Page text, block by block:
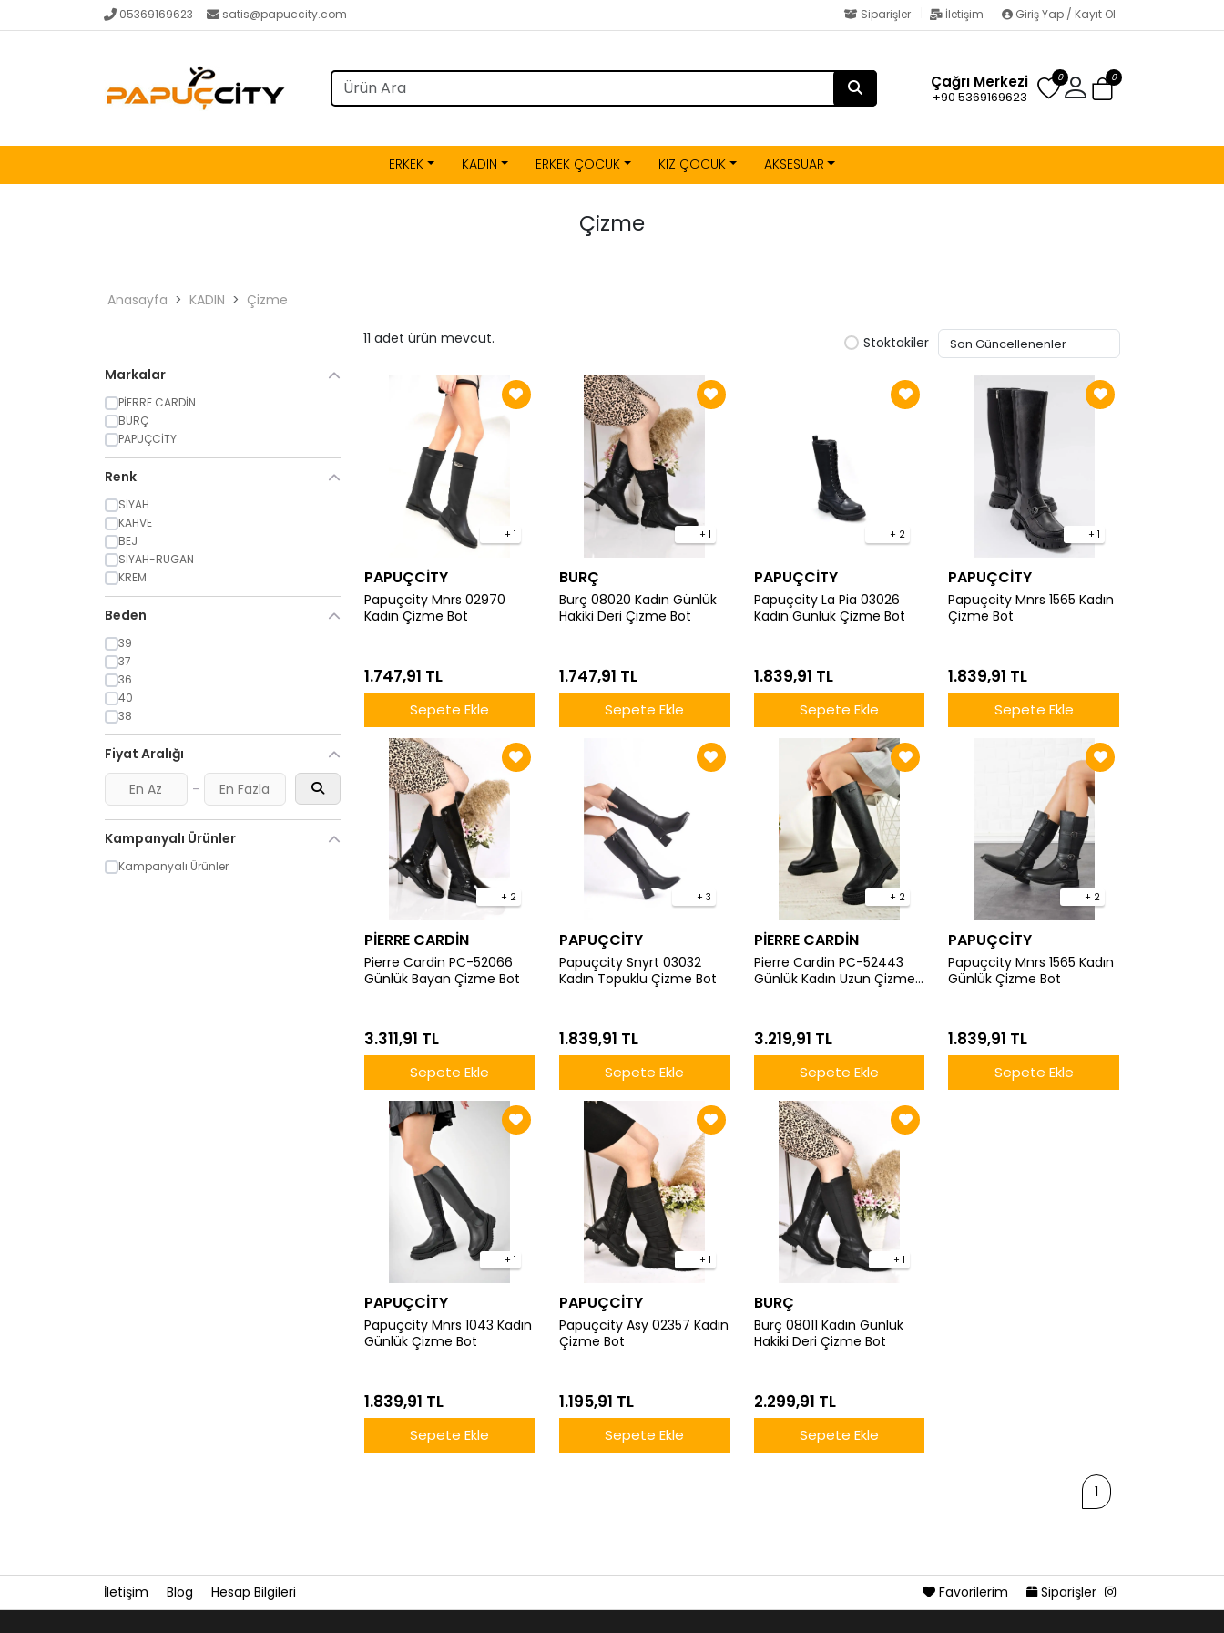
05369169623 satis@papuccity.com Siparişler İletişim Giriş Yap / Kayıt Ol
0
0
Çağrı Merkezi
+90 5369169623
ERKEK KADIN ERKEK ÇOCUK KIZ ÇOCUK AKSESUAR
Çizme
Anasayfa KADIN Çizme
Markalar
PİERRE CARDİN
BURÇ
PAPUÇCİTY
Renk
SİYAH
KAHVE
BEJ
SİYAH-RUGAN
KREM
Beden
39
37
36
40
38
Fiyat Aralığı
-
Kampanyalı Ürünler
Kampanyalı Ürünler
11 adet ürün mevcut. Stoktakiler
+ 1
PAPUÇCİTY
Papuçcity Mnrs 02970
Kadın Çizme Bot
1.747,91 TL
Sepete Ekle
+ 1
BURÇ
Burç 08020 Kadın Günlük
Hakiki Deri Çizme Bot
1.747,91 TL
Sepete Ekle
+ 2
PAPUÇCİTY
Papuçcity La Pia 03026
Kadın Günlük Çizme Bot
1.839,91 TL
Sepete Ekle
+ 1
PAPUÇCİTY
Papuçcity Mnrs 1565 Kadın
Çizme Bot
1.839,91 TL
Sepete Ekle
+ 2
PİERRE CARDİN
Pierre Cardin PC-52066
Günlük Bayan Çizme Bot
3.311,91 TL
Sepete Ekle
+ 3
PAPUÇCİTY
Papuçcity Snyrt 03032
Kadın Topuklu Çizme Bot
1.839,91 TL
Sepete Ekle
+ 2
PİERRE CARDİN
Pierre Cardin PC-52443
Günlük Kadın Uzun Çizme
3.219,91 TL
Sepete Ekle
+ 2
PAPUÇCİTY
Papuçcity Mnrs 1565 Kadın
Günlük Çizme Bot
1.839,91 TL
Sepete Ekle
+ 1
PAPUÇCİTY
Papuçcity Mnrs 1043 Kadın
Günlük Çizme Bot
1.839,91 TL
Sepete Ekle
+ 1
PAPUÇCİTY
Papuçcity Asy 02357 Kadın
Çizme Bot
1.195,91 TL
Sepete Ekle
+ 1
BURÇ
Burç 08011 Kadın Günlük
Hakiki Deri Çizme Bot
2.299,91 TL
Sepete Ekle
1
İletişim Blog Hesap Bilgileri Favorilerim Siparişler